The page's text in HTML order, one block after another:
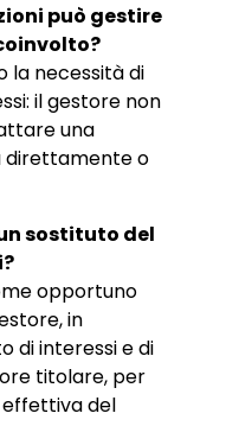
può gestire
la necessità di
il gestore non
una
direttamente o
sostituto del
opportuno
in
di interessi e di
titolare, per
del